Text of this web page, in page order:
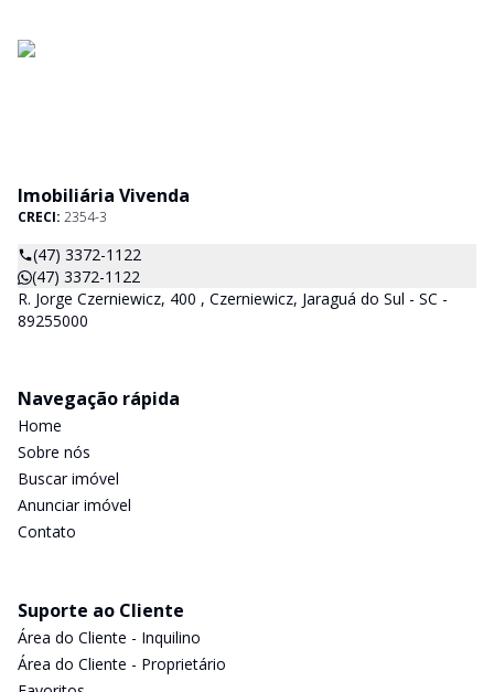
Imobiliária Vivenda
CRECI: 2354-3
(47) 3372-1122
(47) 3372-1122
R. Jorge Czerniewicz, 400 , Czerniewicz, Jaraguá do Sul - SC -
89255000
Navegação rápida
Home
Sobre nós
Buscar imóvel
Anunciar imóvel
Contato
Suporte ao Cliente
Área do Cliente - Inquilino
Área do Cliente - Proprietário